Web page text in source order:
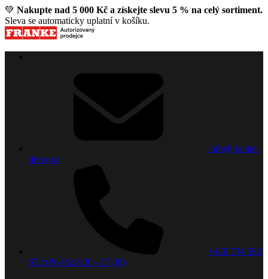
💚 Nakupte nad 5 000 Kč a získejte slevu 5 % na celý sortiment.
Sleva se automaticky uplatní v košíku.
info@franke-
drezy.cz
+420 734 592
672 (Po-Pá: 8:30 - 17:00)